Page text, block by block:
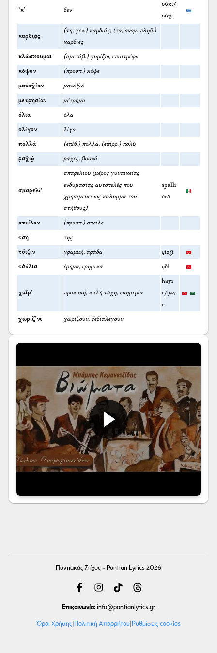
’κ’ δεν
οὐκί<
οὐχί
καρδι͜άς
(τη, γεν.) καρδιάς, (τα, ονομ. πληθ.)
καρδιές
κλώσκουμαι (αμετάβ.) γυρίζω, επιστρέφω
κόψον (προστ.) κόψε
μαναχ̌ίαν μοναξιά
μετρησίαν μέτρημα
όλια όλα
ολίγον λίγο
πολλά (επίθ.) πολλά, (επίρρ.) πολύ
ραχ̌ι͜ά ράχες, βουνά
σπαρελί’
σπαρελιού (μέρος γυναικείας
ενδυμασίας αυτοτελές που
χρησιμεύει ως κάλυμμα του
στήθους)
spalli
era
στείλον (προστ.) στείλε
τση της
τσ̌ιζίν γραμμή, αράδα çizgi
τσ̌όλια έρημα, ερημικά çöl
χαΐρ’ προκοπή, καλή τύχη, ευημερία
hayı
r/ḫay
r
χωρίζ’νε χωρίζουν, ξεδιαλέγουν
Ποντιακός Στίχος - Pontian Lyrics 2026
Επικοινωνία: info@pontianlyrics.gr
Όροι Χρήσης| Πολιτική Απορρήτου| Ρυθμίσεις cookies